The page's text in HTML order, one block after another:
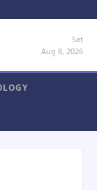
Sat
Aug 8, 2026